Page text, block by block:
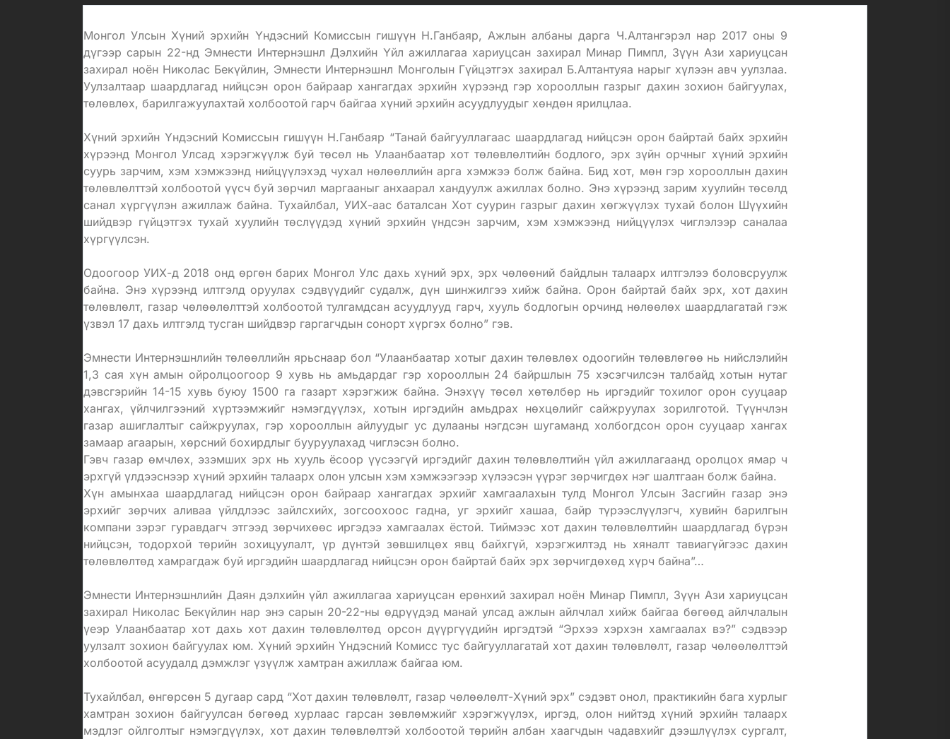
Монгол Улсын Хүний эрхийн Үндэсний Комиссын гишүүн Н.Ганбаяр, Ажлын албаны дарга Ч.Алтангэрэл нар 2017 оны 9
дүгээр сарын 22-нд Эмнести Интернэшнл Дэлхийн Үйл ажиллагаа хариуцсан захирал Минар Пимпл, Зүүн Ази хариуцсан
захирал ноён Николас Бекүйлин, Эмнести Интернэшнл Монголын Гүйцэтгэх захирал Б.Алтантуяа нарыг хүлээн авч уулзлаа.
Уулзалтаар шаардлагад нийцсэн орон байраар хангагдах эрхийн хүрээнд гэр хорооллын газрыг дахин зохион байгуулах,
төлөвлөх, барилгажуулахтай холбоотой гарч байгаа хүний эрхийн асуудлуудыг хөндөн ярилцлаа.
Хүний эрхийн Үндэсний Комиссын гишүүн Н.Ганбаяр “Танай байгууллагаас шаардлагад нийцсэн орон байртай байх эрхийн
хүрээнд Монгол Улсад хэрэгжүүлж буй төсөл нь Улаанбаатар хот төлөвлөлтийн бодлого, эрх зүйн орчныг хүний эрхийн
суурь зарчим, хэм хэмжээнд нийцүүлэхэд чухал нөлөөллийн арга хэмжээ болж байна. Бид хот, мөн гэр хорооллын дахин
төлөвлөлттэй холбоотой үүсч буй зөрчил маргааныг анхаарал хандуулж ажиллах болно. Энэ хүрээнд зарим хуулийн төсөлд
санал хүргүүлэн ажиллаж байна. Тухайлбал, УИХ-аас баталсан Хот суурин газрыг дахин хөгжүүлэх тухай болон Шүүхийн
шийдвэр гүйцэтгэх тухай хуулийн төслүүдэд хүний эрхийн үндсэн зарчим, хэм хэмжээнд нийцүүлэх чиглэлээр саналаа
хүргүүлсэн.
Одоогоор УИХ-д 2018 онд өргөн барих Монгол Улс дахь хүний эрх, эрх чөлөөний байдлын талаарх илтгэлээ боловсруулж
байна. Энэ хүрээнд илтгэлд оруулах сэдвүүдийг судалж, дүн шинжилгээ хийж байна. Орон байртай байх эрх, хот дахин
төлөвлөлт, газар чөлөөлөлттэй холбоотой тулгамдсан асуудлууд гарч, хууль бодлогын орчинд нөлөөлөх шаардлагатай гэж
үзвэл 17 дахь илтгэлд тусган шийдвэр гаргагчдын сонорт хүргэх болно” гэв.
Эмнести Интернэшнлийн төлөөллийн ярьснаар бол “Улаанбаатар хотыг дахин төлөвлөх одоогийн төлөвлөгөө нь нийслэлийн
1,3 сая хүн амын ойролцоогоор 9 хувь нь амьдардаг гэр хорооллын 24 байршлын 75 хэсэгчилсэн талбайд хотын нутаг
дэвсгэрийн 14-15 хувь буюу 1500 га газарт хэрэгжиж байна. Энэхүү төсөл хөтөлбөр нь иргэдийг тохилог орон сууцаар
хангах, үйлчилгээний хүртээмжийг нэмэгдүүлэх, хотын иргэдийн амьдрах нөхцөлийг сайжруулах зорилготой. Түүнчлэн
газар ашиглалтыг сайжруулах, гэр хорооллын айлуудыг ус дулааны нэгдсэн шугаманд холбогдсон орон сууцаар хангах
замаар агаарын, хөрсний бохирдлыг бууруулахад чиглэсэн болно.
Гэвч газар өмчлөх, эзэмших эрх нь хууль ёсоор үүсээгүй иргэдийг дахин төлөвлөлтийн үйл ажиллагаанд оролцох ямар ч
эрхгүй үлдээснээр хүний эрхийн талаарх олон улсын хэм хэмжээгээр хүлээсэн үүрэг зөрчигдөх нэг шалтгаан болж байна.
Хүн амынхаа шаардлагад нийцсэн орон байраар хангагдах эрхийг хамгаалахын тулд Монгол Улсын Засгийн газар энэ
эрхийг зөрчих аливаа үйлдлээс зайлсхийх, зогсоохоос гадна, уг эрхийг хашаа, байр түрээслүүлэгч, хувийн барилгын
компани зэрэг гуравдагч этгээд зөрчихөөс иргэдээ хамгаалах ёстой. Тиймээс хот дахин төлөвлөлтийн шаардлагад бүрэн
нийцсэн, тодорхой төрийн зохицуулалт, үр дүнтэй зөвшилцөх явц байхгүй, хэрэгжилтэд нь хяналт тавиагүйгээс дахин
төлөвлөлтөд хамрагдаж буй иргэдийн шаардлагад нийцсэн орон байртай байх эрх зөрчигдөхөд хүрч байна”…
Эмнести Интернэшнлийн Даян дэлхийн үйл ажиллагаа хариуцсан ерөнхий захирал ноён Минар Пимпл, Зүүн Ази хариуцсан
захирал Николас Бекүйлин нар энэ сарын 20-22-ны өдрүүдэд манай улсад ажлын айлчлал хийж байгаа бөгөөд айлчлалын
үеэр Улаанбаатар хот дахь хот дахин төлөвлөлтөд орсон дүүргүүдийн иргэдтэй “Эрхээ хэрхэн хамгаалах вэ?” сэдвээр
уулзалт зохион байгуулах юм. Хүний эрхийн Үндэсний Комисс тус байгууллагатай хот дахин төлөвлөлт, газар чөлөөлөлттэй
холбоотой асуудалд дэмжлэг үзүүлж хамтран ажиллаж байгаа юм.
Тухайлбал, өнгөрсөн 5 дугаар сард “Хот дахин төлөвлөлт, газар чөлөөлөлт-Хүний эрх” сэдэвт онол, практикийн бага хурлыг
хамтран зохион байгуулсан бөгөөд хурлаас гарсан зөвлөмжийг хэрэгжүүлэх, иргэд, олон нийтэд хүний эрхийн талаарх
мэдлэг ойлголтыг нэмэгдүүлэх, хот дахин төлөвлөлтэй холбоотой төрийн албан хаагчдын чадавхийг дээшлүүлэх сургалт,